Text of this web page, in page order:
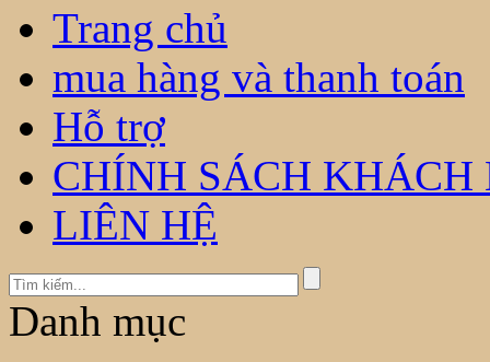
Trang chủ
mua hàng và thanh toán
Hỗ trợ
CHÍNH SÁCH KHÁCH
LIÊN HỆ
Danh mục